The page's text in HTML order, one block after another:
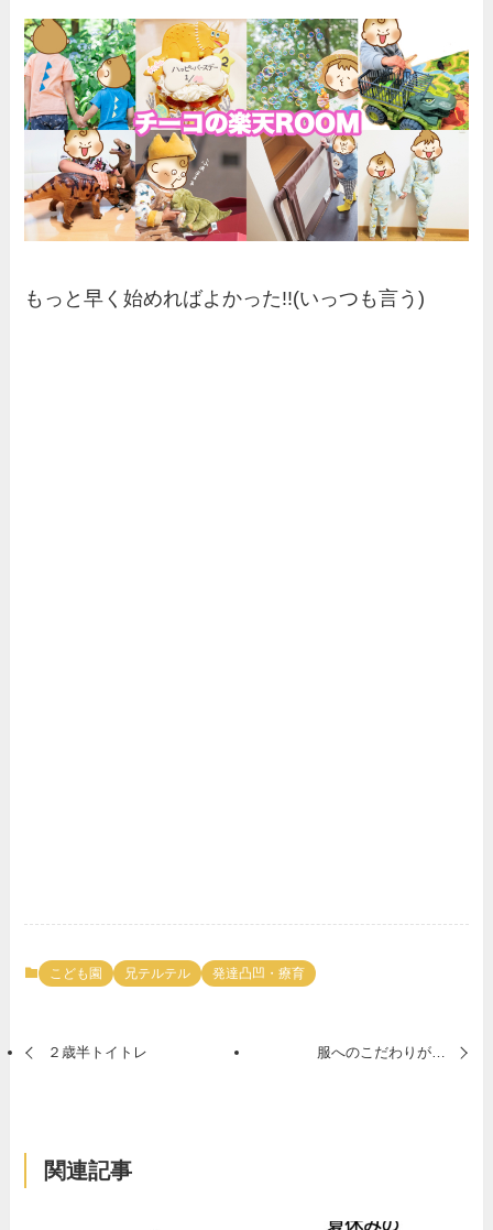
もっと早く始めればよかった!!(いっつも言う)
こども園 兄テルテル 発達凸凹・療育
２歳半トイトレ 服へのこだわりが…
関連記事